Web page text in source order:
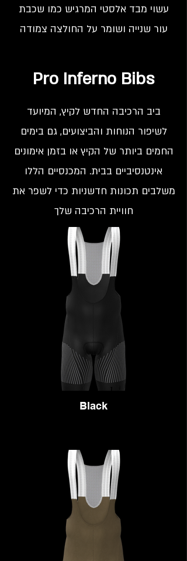
עשוי מבד אלסטי המרגיש כמו שכבת
עור שנייה ושומר על החולצה צמודה
Pro Inferno Bibs
ביב הרכיבה החדש לקיץ, המיועד
לשיפור הנוחות והביצועים, גם בימים
החמים ביותר של הקיץ או בזמן אימונים
אינטנסיביים בבית. המכנסיים הללו
משלבים תכונות חדשניות כדי לשפר את
חוויית הרכיבה שלך
Black